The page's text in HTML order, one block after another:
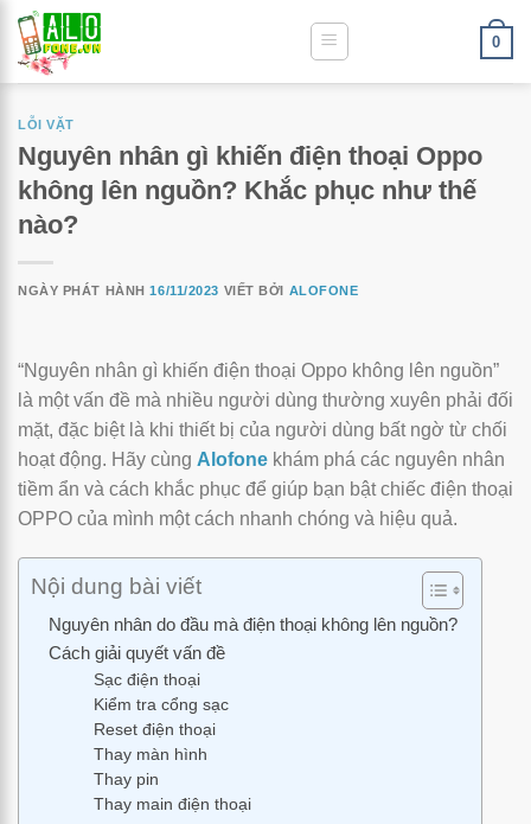
0
LỖI VẶT
Nguyên nhân gì khiến điện thoại Oppo
không lên nguồn? Khắc phục như thế
nào?
NGÀY PHÁT HÀNH16/11/2023 VIẾT BỞI ALOFONE
“Nguyên nhân gì khiến điện thoại Oppo không lên nguồn”
là một vấn đề mà nhiều người dùng thường xuyên phải đối
mặt, đặc biệt là khi thiết bị của người dùng bất ngờ từ chối
hoạt động. Hãy cùng Alofone khám phá các nguyên nhân
tiềm ẩn và cách khắc phục để giúp bạn bật chiếc điện thoại
OPPO của mình một cách nhanh chóng và hiệu quả.
Nội dung bài viết
Nguyên nhân do đầu mà điện thoại không lên nguồn?
Cách giải quyết vấn đề
Sạc điện thoại
Kiểm tra cổng sạc
Reset điện thoại
Thay màn hình
Thay pin
Thay main điện thoại